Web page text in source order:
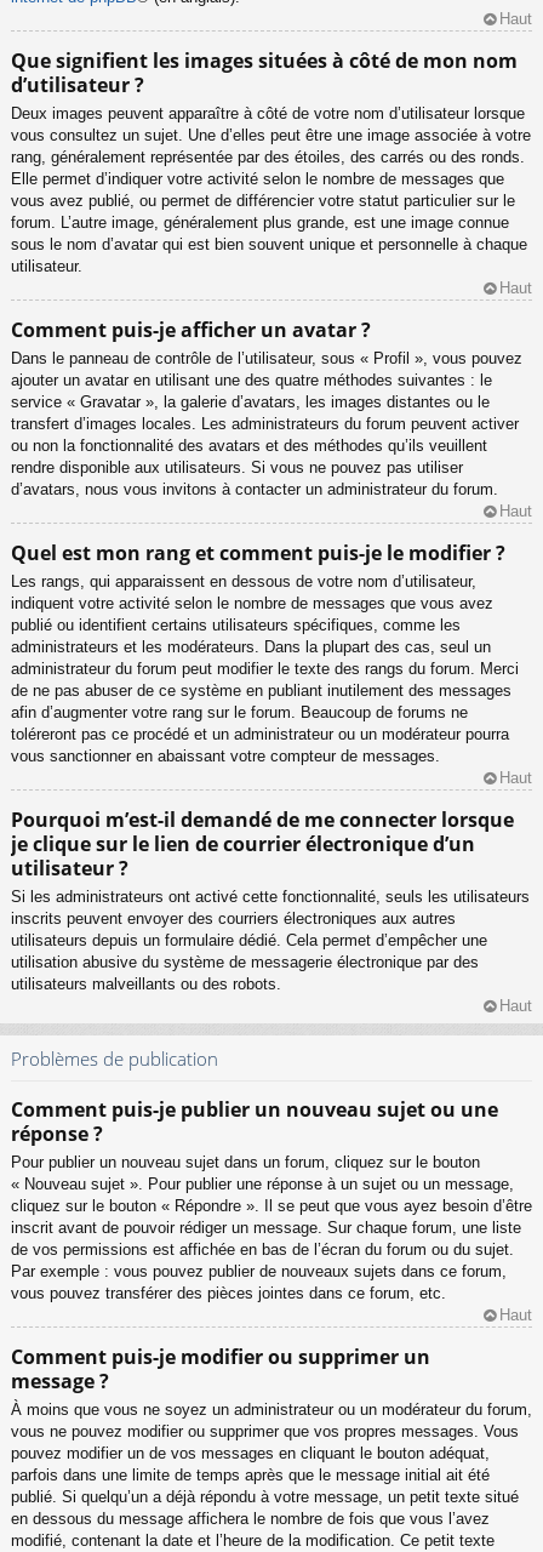
Haut
Que signifient les images situées à côté de mon nom
d’utilisateur ?
Deux images peuvent apparaître à côté de votre nom d’utilisateur lorsque
vous consultez un sujet. Une d’elles peut être une image associée à votre
rang, généralement représentée par des étoiles, des carrés ou des ronds.
Elle permet d’indiquer votre activité selon le nombre de messages que
vous avez publié, ou permet de différencier votre statut particulier sur le
forum. L’autre image, généralement plus grande, est une image connue
sous le nom d’avatar qui est bien souvent unique et personnelle à chaque
utilisateur.
Haut
Comment puis-je afficher un avatar ?
Dans le panneau de contrôle de l’utilisateur, sous « Profil », vous pouvez
ajouter un avatar en utilisant une des quatre méthodes suivantes : le
service « Gravatar », la galerie d’avatars, les images distantes ou le
transfert d’images locales. Les administrateurs du forum peuvent activer
ou non la fonctionnalité des avatars et des méthodes qu’ils veuillent
rendre disponible aux utilisateurs. Si vous ne pouvez pas utiliser
d’avatars, nous vous invitons à contacter un administrateur du forum.
Haut
Quel est mon rang et comment puis-je le modifier ?
Les rangs, qui apparaissent en dessous de votre nom d’utilisateur,
indiquent votre activité selon le nombre de messages que vous avez
publié ou identifient certains utilisateurs spécifiques, comme les
administrateurs et les modérateurs. Dans la plupart des cas, seul un
administrateur du forum peut modifier le texte des rangs du forum. Merci
de ne pas abuser de ce système en publiant inutilement des messages
afin d’augmenter votre rang sur le forum. Beaucoup de forums ne
toléreront pas ce procédé et un administrateur ou un modérateur pourra
vous sanctionner en abaissant votre compteur de messages.
Haut
Pourquoi m’est-il demandé de me connecter lorsque
je clique sur le lien de courrier électronique d’un
utilisateur ?
Si les administrateurs ont activé cette fonctionnalité, seuls les utilisateurs
inscrits peuvent envoyer des courriers électroniques aux autres
utilisateurs depuis un formulaire dédié. Cela permet d’empêcher une
utilisation abusive du système de messagerie électronique par des
utilisateurs malveillants ou des robots.
Haut
Problèmes de publication
Comment puis-je publier un nouveau sujet ou une
réponse ?
Pour publier un nouveau sujet dans un forum, cliquez sur le bouton
« Nouveau sujet ». Pour publier une réponse à un sujet ou un message,
cliquez sur le bouton « Répondre ». Il se peut que vous ayez besoin d’être
inscrit avant de pouvoir rédiger un message. Sur chaque forum, une liste
de vos permissions est affichée en bas de l’écran du forum ou du sujet.
Par exemple : vous pouvez publier de nouveaux sujets dans ce forum,
vous pouvez transférer des pièces jointes dans ce forum, etc.
Haut
Comment puis-je modifier ou supprimer un
message ?
À moins que vous ne soyez un administrateur ou un modérateur du forum,
vous ne pouvez modifier ou supprimer que vos propres messages. Vous
pouvez modifier un de vos messages en cliquant le bouton adéquat,
parfois dans une limite de temps après que le message initial ait été
publié. Si quelqu’un a déjà répondu à votre message, un petit texte situé
en dessous du message affichera le nombre de fois que vous l’avez
modifié, contenant la date et l’heure de la modification. Ce petit texte